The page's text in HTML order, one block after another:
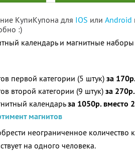
КупиКупона для IOS или Android
:)
календарь и магнитные наборы
первой категории (5 штук) за
второй категории (9 штук)за
календарьза 1050р. вместо
магнитов
неограниченное количество
на одного человека.